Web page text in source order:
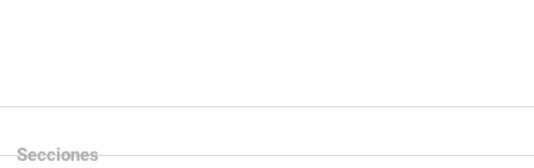
Secciones